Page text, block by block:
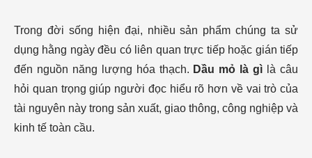
Trong đời sống hiện đại, nhiều sản phẩm chúng ta sử
dụng hằng ngày đều có liên quan trực tiếp hoặc gián tiếp
đến nguồn năng lượng hóa thạch. Dầu mỏ là gì là câu
hỏi quan trọng giúp người đọc hiểu rõ hơn về vai trò của
tài nguyên này trong sản xuất, giao thông, công nghiệp và
kinh tế toàn cầu.